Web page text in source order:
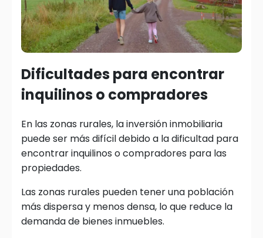
Dificultades para encontrar
inquilinos o compradores
En las zonas rurales, la inversión inmobiliaria
puede ser más difícil debido a la dificultad para
encontrar inquilinos o compradores para las
propiedades.
Las zonas rurales pueden tener una población
más dispersa y menos densa, lo que reduce la
demanda de bienes inmuebles.